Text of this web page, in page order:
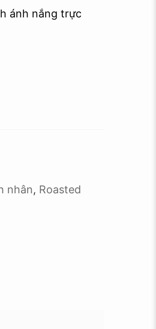
ánh nắng trực
nhân, Roasted